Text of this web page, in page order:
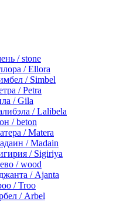
/ stone
/ Ellora
/ Simbel
/ Petra
/ Gila
/ Lalibela
/ beton
/ Matera
/ Madain
/ Sigiriya
/ wood
/ Ajanta
/ Troo
/ Arbel